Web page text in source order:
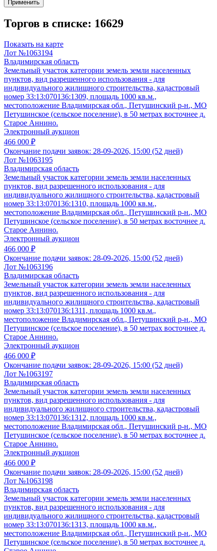
Применить
Торгов в списке: 16629
Показать на карте
Лот №1063194
Владимирская область
Земельный участок категории земель земли населенных
пунктов, вид разрешенного использования - для
индивидуального жилищного строительства, кадастровый
номер 33:13:070136:1309, площадь 1000 кв.м.,
местоположение Владимирская обл., Петушинский р-н., МО
Петушинское (сельское поселение), в 50 метрах восточнее д.
Старое Аннино.
Электронный аукцион
466 000 ₽
Окончание подачи заявок: 28-09-2026, 15:00 (52 дней)
Лот №1063195
Владимирская область
Земельный участок категории земель земли населенных
пунктов, вид разрешенного использования - для
индивидуального жилищного строительства, кадастровый
номер 33:13:070136:1310, площадь 1000 кв.м.,
местоположение Владимирская обл., Петушинский р-н., МО
Петушинское (сельское поселение), в 50 метрах восточнее д.
Старое Аннино.
Электронный аукцион
466 000 ₽
Окончание подачи заявок: 28-09-2026, 15:00 (52 дней)
Лот №1063196
Владимирская область
Земельный участок категории земель земли населенных
пунктов, вид разрешенного использования - для
индивидуального жилищного строительства, кадастровый
номер 33:13:070136:1311, площадь 1000 кв.м.,
местоположение Владимирская обл., Петушинский р-н., МО
Петушинское (сельское поселение), в 50 метрах восточнее д.
Старое Аннино.
Электронный аукцион
466 000 ₽
Окончание подачи заявок: 28-09-2026, 15:00 (52 дней)
Лот №1063197
Владимирская область
Земельный участок категории земель земли населенных
пунктов, вид разрешенного использования - для
индивидуального жилищного строительства, кадастровый
номер 33:13:070136:1312, площадь 1000 кв.м.,
местоположение Владимирская обл., Петушинский р-н., МО
Петушинское (сельское поселение), в 50 метрах восточнее д.
Старое Аннино.
Электронный аукцион
466 000 ₽
Окончание подачи заявок: 28-09-2026, 15:00 (52 дней)
Лот №1063198
Владимирская область
Земельный участок категории земель земли населенных
пунктов, вид разрешенного использования - для
индивидуального жилищного строительства, кадастровый
номер 33:13:070136:1313, площадь 1000 кв.м.,
местоположение Владимирская обл., Петушинский р-н., МО
Петушинское (сельское поселение), в 50 метрах восточнее д.